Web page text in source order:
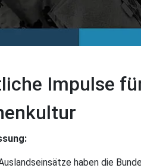
Impulse
haben die